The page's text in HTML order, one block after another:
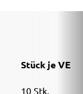
Stück je VE
10 Stk.